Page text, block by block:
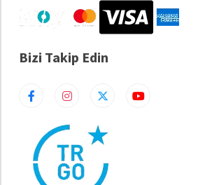
Bizi Takip Edin